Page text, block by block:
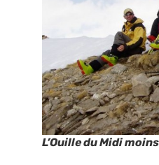
L’Ouille du Midi